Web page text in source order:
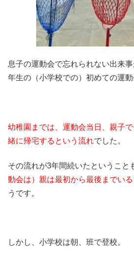
息子の運動会で忘れられない出来
年生の（小学校での）初めての運動
幼稚園までは、運動会当日、親子
緒に帰宅するという流れでした。
その流れが3年間続いたということ
動会は）親は最初から最後までい
うです。
しかし、小学校は朝、班で登校。